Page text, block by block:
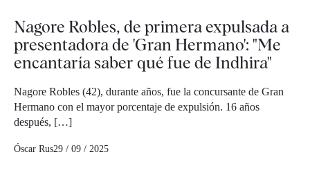
Nagore Robles, de primera expulsada a
presentadora de 'Gran Hermano': "Me
encantaría saber qué fue de Indhira"
Nagore Robles (42), durante años, fue la concursante de Gran
Hermano con el mayor porcentaje de expulsión. 16 años
después, […]
Óscar Rus29 / 09 / 2025